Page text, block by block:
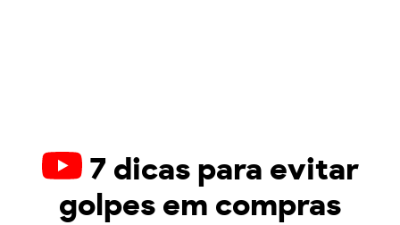
7 dicas para evitar
golpes em compras